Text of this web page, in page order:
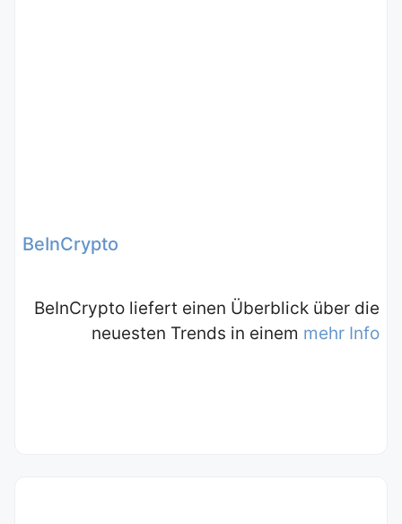
BeInCrypto
BeInCrypto liefert einen Überblick über die
neuesten Trends in einem mehr Info